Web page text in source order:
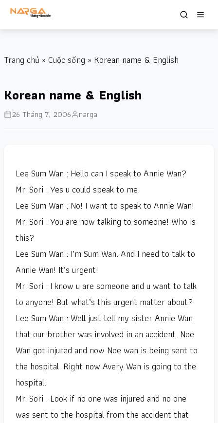
Trang chủ » Cuộc sống » Korean name & English
Korean name & English
26 Tháng 7, 2006 narga
Lee Sum Wan : Hello can I speak to Annie Wan?
Mr. Sori : Yes u could speak to me.
Lee Sum Wan : No! I want to speak to Annie Wan!
Mr. Sori : You are now talking to someone! Who is
this?
Lee Sum Wan : I’m Sum Wan. And I need to talk to
Annie Wan! It’s urgent!
Mr. Sori : I know u are someone and u want to talk
to anyone! But what’s this urgent matter about?
Lee Sum Wan : Well just tell my sister Annie Wan
that our brother was involved in an accident. Noe
Wan got injured and now Noe wan is being sent to
the hospital. Right now Avery Wan is going to the
hospital.
Mr. Sori : Look if no one was injured and no one
was sent to the hospital from the accident that